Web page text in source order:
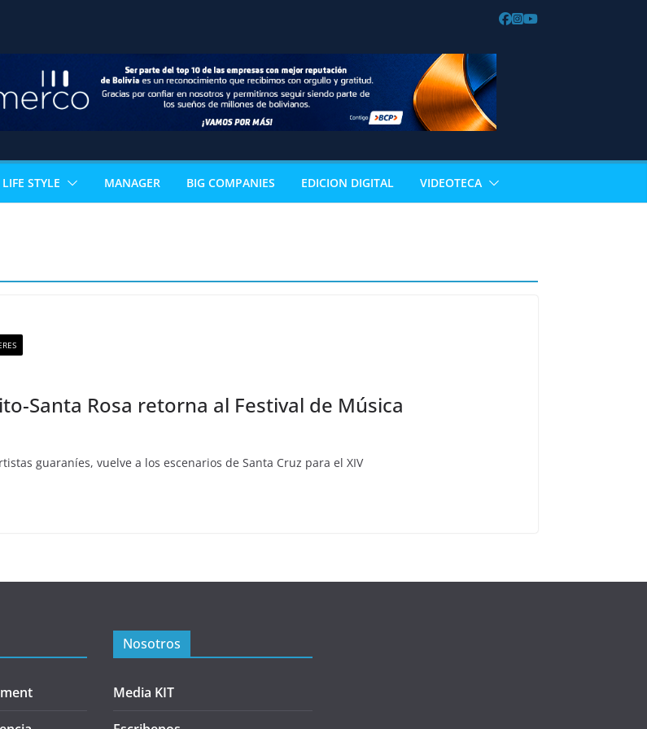
LIFE STYLE MANAGER BIG COMPANIES EDICION DIGITAL VIDEOTECA
Santa Rosa retorna al Festival de Música
guaraníes, vuelve a los escenarios de Santa Cruz para el XIV
Nosotros
Media KIT